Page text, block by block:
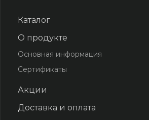
Каталог
О продукте
Основная информация
Сертификаты
Акции
Доставка и оплата